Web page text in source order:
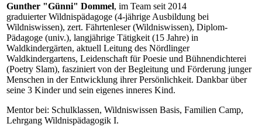
Gunther "Günni" Dommel, im Team seit 2014
graduierter Wildnispädagoge (4-jährige Ausbildung bei
Wildniswissen), zert. Fährtenleser (Wildniswissen), Diplom-
Pädagoge (univ.), langjährige Tätigkeit (15 Jahre) in
Waldkindergärten, aktuell Leitung des Nördlinger
Waldkindergartens, Leidenschaft für Poesie und Bühnendichterei
(Poetry Slam), fasziniert von der Begleitung und Förderung junger
Menschen in der Entwicklung ihrer Persönlichkeit. Dankbar über
seine 3 Kinder und sein eigenes inneres Kind.
Mentor bei: Schulklassen, Wildniswissen Basis, Familien Camp,
Lehrgang Wildnispädagogik I.